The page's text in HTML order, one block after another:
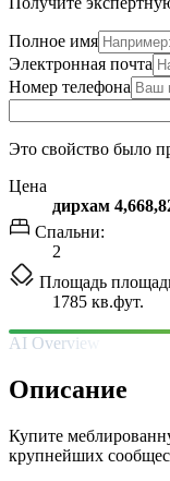
Полное имя
Электронная почта
Номер телефона
Это свойство было
Цена
дирхам
Спальни:
2
Площадь
1785 кв.фут.
AI Overview
Описание
Купите
крупнейших